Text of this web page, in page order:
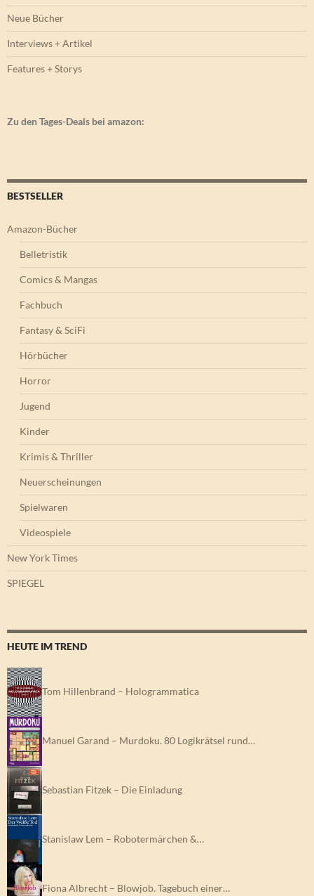
Neue Bücher
Interviews + Artikel
Features + Storys
Zu den Tages-Deals bei amazon:
BESTSELLER
Amazon-Bücher
Belletristik
Comics & Mangas
Fachbuch
Fantasy & SciFi
Hörbücher
Horror
Jugend
Kinder
Krimis & Thriller
Neuerscheinungen
Spielwaren
Videospiele
New York Times
SPIEGEL
HEUTE IM TREND
Tom Hillenbrand – Hologrammatica
Manuel Garand – Murdoku. 80 Logikrätsel rund…
Sebastian Fitzek – Die Einladung
Stanislaw Lem – Robotermärchen &…
Fiona Albrecht – Blowjob. Tagebuch einer…